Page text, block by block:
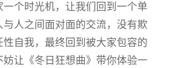
个时光机，让我们回到一个单
人之间面对面的交流，没有欺
自我，最终回到被大家包容的
让《冬日狂想曲》带你体验一